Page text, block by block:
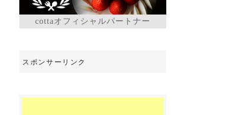
cottaオフィシャルパートナー